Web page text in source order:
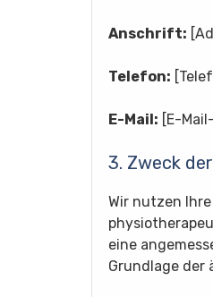
Anschrift:
Telefon:
E-Mail: [E-
3. Zweck
Wir nutzen
eine
Grundlage der